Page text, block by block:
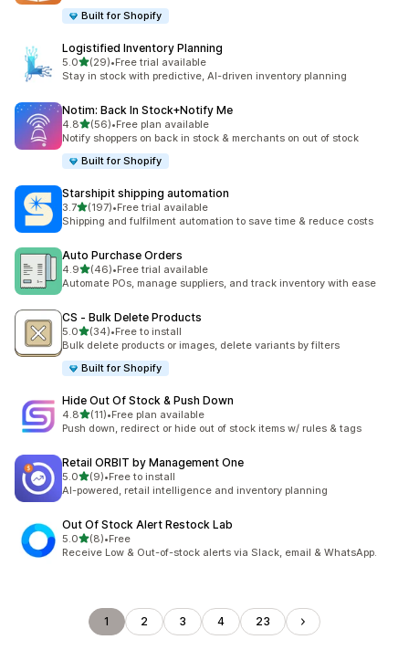
Built for Shopify
Logistified Inventory Planning
5.05つ星中
(29)
合計レビュー数：29件
•Free trial available
Stay in stock with predictive, AI-driven inventory planning
Notim: Back In Stock+Notify Me
4.85つ星中
(56)
合計レビュー数：56件
•Free plan available
Notify shoppers on back in stock & merchants on out of stock
Built for Shopify
Starshipit shipping automation
3.75つ星中
(197)
合計レビュー数：197件
•Free trial available
Shipping and fulfilment automation to save time & reduce costs
Auto Purchase Orders
4.95つ星中
(46)
合計レビュー数：46件
•Free trial available
Automate POs, manage suppliers, and track inventory with ease
CS ‑ Bulk Delete Products
5.05つ星中
(34)
合計レビュー数：34件
•Free to install
Bulk delete products or images, delete variants by filters
Built for Shopify
Hide Out Of Stock & Push Down
4.85つ星中
(11)
合計レビュー数：11件
•Free plan available
Push down, redirect or hide out of stock items w/ rules & tags
Retail ORBIT by Management One
5.05つ星中
(9)
合計レビュー数：9件
•Free to install
AI-powered, retail intelligence and inventory planning
Out Of Stock Alert Restock Lab
5.05つ星中
(8)
合計レビュー数：8件
•Free
Receive Low & Out-of-stock alerts via Slack, email & WhatsApp.
1 2 3 4 23